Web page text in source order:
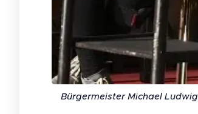
Bürgermeister Michael